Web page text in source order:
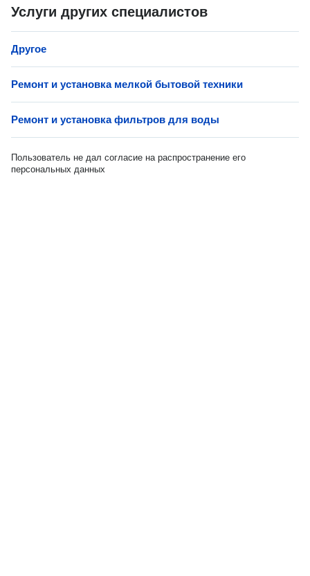
Услуги других специалистов
Другое
Ремонт и установка мелкой бытовой техники
Ремонт и установка фильтров для воды
Пользователь не дал согласие на распространение его
персональных данных